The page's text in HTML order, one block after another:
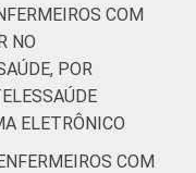
COM
NO
POR
ELETRÔNICO
COM